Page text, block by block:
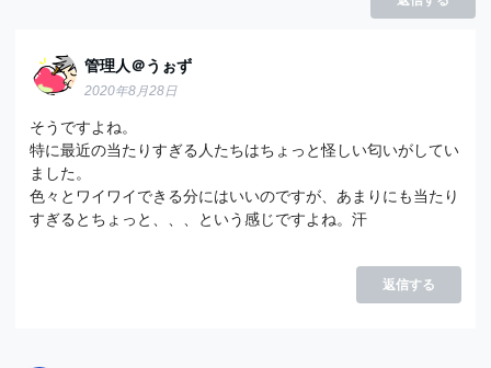
管理人＠うぉず
2020年8月28日
そうですよね。
特に最近の当たりすぎる人たちはちょっと怪しい匂いがしてい
ました。
色々とワイワイできる分にはいいのですが、あまりにも当たり
すぎるとちょっと、、、という感じですよね。汗
返信する